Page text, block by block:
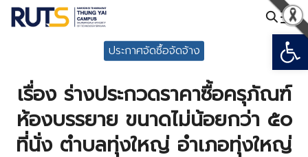
Skip
ประกาศจัดซื้อจัดจ้าง
เรื่อง ร่างประกวดราคาซื้อครุภัณฑ์
ห้องบรรยาย ขนาดไม่น้อยกว่า ๕๐
ที่นั่ง ตำบลทุ่งใหญ่ อำเภอทุ่งใหญ่